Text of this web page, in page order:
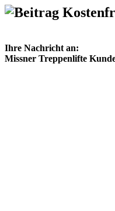
Ihre Nachricht an:
Missner Treppenlifte